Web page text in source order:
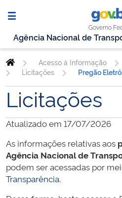
Governo
Agência Nacional de
Acesso à Informação
Licitações
Pregão
Licitações
Atualizado em 17/07/2026
As informações relativas aos
Agência Nacional de
podem ser acessadas por
Transparência.